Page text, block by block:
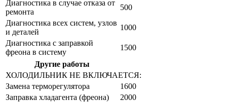
Диагностика в случае отказа от
ремонта
500
Диагностика всех систем, узлов
и деталей
1000
Диагностика с заправкой
фреона в систему
1500
Другие работы
ХОЛОДИЛЬНИК НЕ ВКЛЮЧАЕТСЯ:
Замена терморегулятора
1600
Заправка хладагента (фреона)
2000